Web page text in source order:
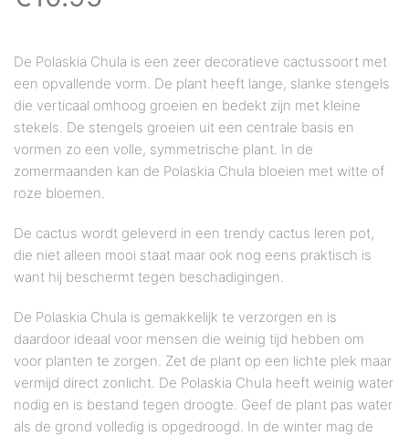
De Polaskia Chula is een zeer decoratieve cactussoort met
een opvallende vorm. De plant heeft lange, slanke stengels
die verticaal omhoog groeien en bedekt zijn met kleine
stekels. De stengels groeien uit een centrale basis en
vormen zo een volle, symmetrische plant. In de
zomermaanden kan de Polaskia Chula bloeien met witte of
roze bloemen.
De cactus wordt geleverd in een trendy cactus leren pot,
die niet alleen mooi staat maar ook nog eens praktisch is
want hij beschermt tegen beschadigingen.
De Polaskia Chula is gemakkelijk te verzorgen en is
daardoor ideaal voor mensen die weinig tijd hebben om
voor planten te zorgen. Zet de plant op een lichte plek maar
vermijd direct zonlicht. De Polaskia Chula heeft weinig water
nodig en is bestand tegen droogte. Geef de plant pas water
als de grond volledig is opgedroogd. In de winter mag de